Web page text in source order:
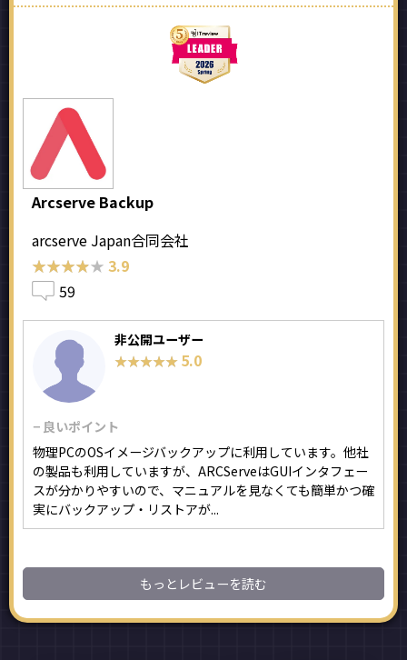
Arcserve Backup
arcserve Japan合同会社
★★★★★
★★★★★ 3.9
59
非公開ユーザー
★★★★★
★★★★★ 5.0
− 良いポイント
物理PCのOSイメージバックアップに利用しています。他社
の製品も利用していますが、ARCServeはGUIインタフェー
スが分かりやすいので、マニュアルを見なくても簡単かつ確
実にバックアップ・リストアが...
もっとレビューを読む